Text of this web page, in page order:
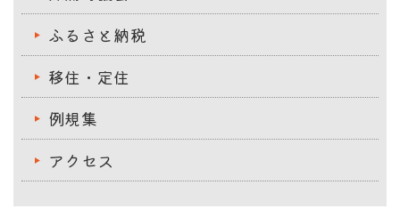
ふるさと納税
移住・定住
例規集
アクセス